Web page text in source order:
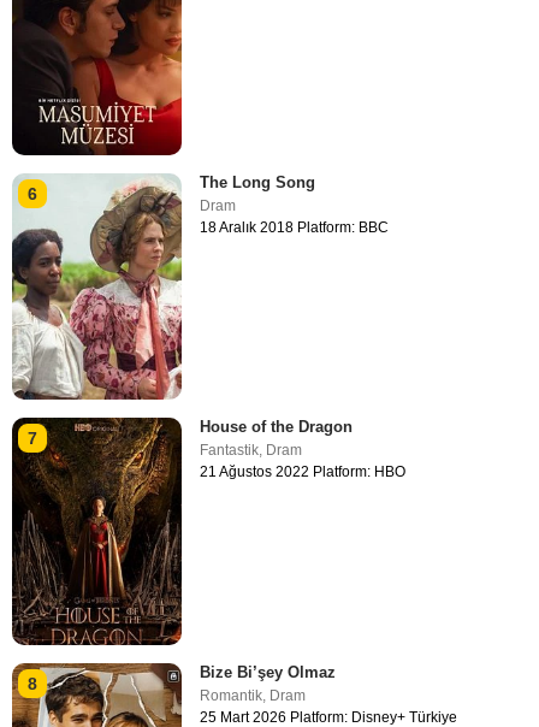
6
The Long Song
Dram
18 Aralık 2018 Platform: BBC
7
House of the Dragon
Fantastik, Dram
21 Ağustos 2022 Platform: HBO
8
Bize Bi’şey Olmaz
Romantik Dram
25 Mart 2026 Platform: Disney+ Türkiye